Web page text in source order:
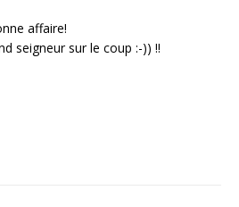
affaire!
seigneur sur le coup :-)) !!